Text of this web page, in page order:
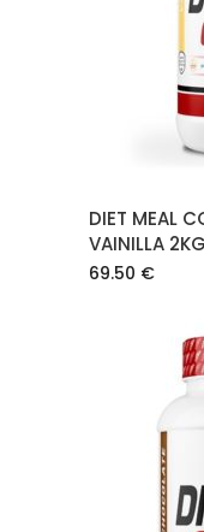
DIET MEAL
VAINILLA 2KG
69.50 €